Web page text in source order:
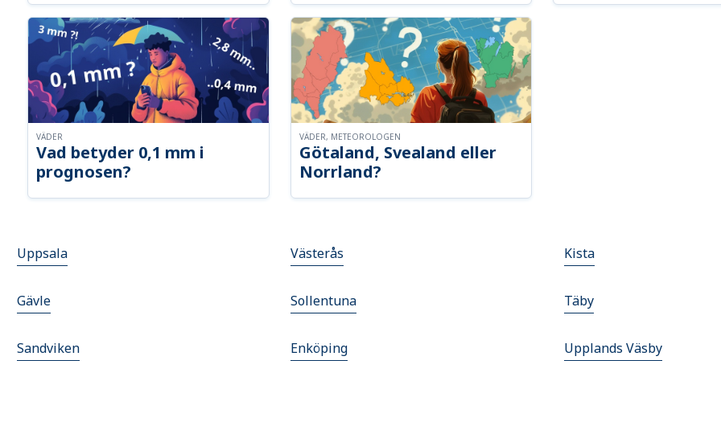
Vad betyder 0,1 mm i
prognosen?
VÄDER
Götaland, Svealand eller
Norrland?
VÄDER, METEOROLOGEN
Uppsala Västerås Kista
Gävle Sollentuna Täby
Sandviken Enköping Upplands Väsby